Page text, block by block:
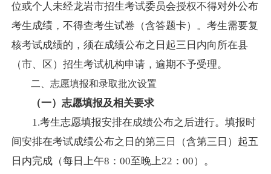
位或个人未经龙岩市招生考试委员会授权不得对外公布
考生成绩，不得查考生试卷（含答题卡）。考生需要复
核考试成绩的，须在成绩公布之日起三日内向所在县
（市、区）招生考试机构申请，逾期不予受理。
二、志愿填报和录取批次设置
（一）志愿填报及相关要求
1.考生志愿填报安排在成绩公布之后进行。填报时
间安排在考试成绩公布之日的第三日（含第三日）起五
日内完成（每日上午8：00至晚上22：00） 。